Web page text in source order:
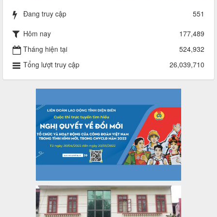
485/QĐ-LĐLĐ
nhà nước năm 2024
Thời gian đăng: 29/04/2025
lượt xem: 917 | lượt tải:254
2930/TLĐ-TC
Công văn số 2930/TLĐ-TC, ngày 31/12/2024 của Tổng
LĐLĐ Việt Nam về việc quy định tỷ lệ phân phối tự động
Công đoàn năm 2025
Thời gian đăng: 06/01/2025
lượt xem: 1067 | lượt tải:437
47-TTCĐ/BTGTU
Thông tin chuyên đề: Một số nôi dung về sắp xếp tổ chức bộ
máy của hệ thống chính trị tinh gọn, hoạt động hiệu lực, hiệu
lượt xem: 1225 | lượt tải:339
37/HD-TLĐ
Hướng dẫn Công đoàn với việc tổ chức và hoạt động của
Đang truy cập 551
Hôm nay
177,489
Tháng hiện tại
524,932
Tổng lượt truy cập
26,039,710